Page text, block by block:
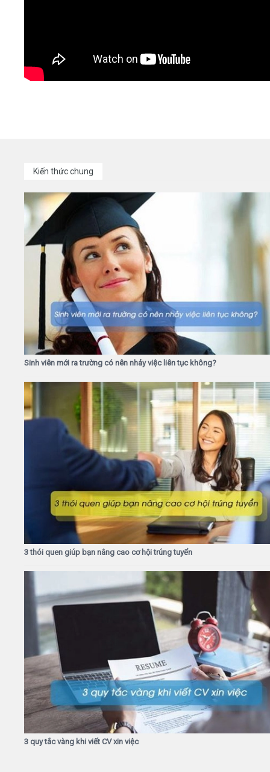
Kiến thức chung
Sinh viên mới ra trường có nên nhảy việc liên tục không?
3 thói quen giúp bạn nâng cao cơ hội trúng tuyển
3 quy tắc vàng khi viết CV xin việc